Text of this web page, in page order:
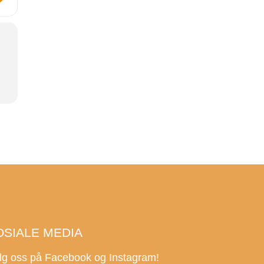
MEDIA
oss på Facebook og Instagram!